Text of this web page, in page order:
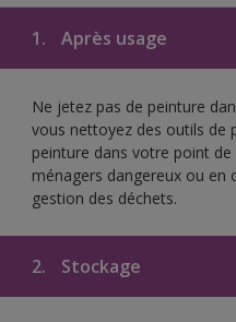
1. Après usage
Ne jetez pas de peinture
vous nettoyez des outils de
peinture dans votre point
ménagers dangereux ou en
gestion des déchets.
2. Stockage